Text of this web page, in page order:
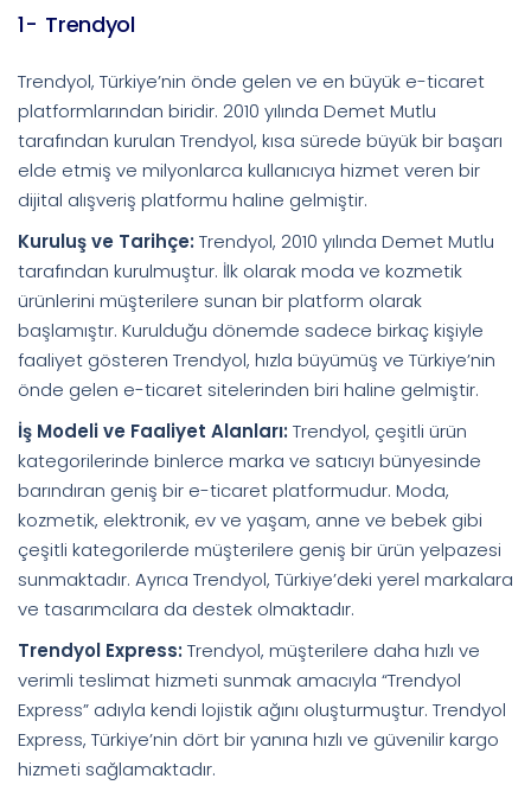
1- Trendyol
Trendyol, Türkiye’nin önde gelen ve en büyük e-ticaret
platformlarından biridir. 2010 yılında Demet Mutlu
tarafından kurulan Trendyol, kısa sürede büyük bir başarı
elde etmiş ve milyonlarca kullanıcıya hizmet veren bir
dijital alışveriş platformu haline gelmiştir.
Kuruluş ve Tarihçe: Trendyol, 2010 yılında Demet Mutlu
tarafından kurulmuştur. İlk olarak moda ve kozmetik
ürünlerini müşterilere sunan bir platform olarak
başlamıştır. Kurulduğu dönemde sadece birkaç kişiyle
faaliyet gösteren Trendyol, hızla büyümüş ve Türkiye’nin
önde gelen e-ticaret sitelerinden biri haline gelmiştir.
İş Modeli ve Faaliyet Alanları: Trendyol, çeşitli ürün
kategorilerinde binlerce marka ve satıcıyı bünyesinde
barındıran geniş bir e-ticaret platformudur. Moda,
kozmetik, elektronik, ev ve yaşam, anne ve bebek gibi
çeşitli kategorilerde müşterilere geniş bir ürün yelpazesi
sunmaktadır. Ayrıca Trendyol, Türkiye’deki yerel markalara
ve tasarımcılara da destek olmaktadır.
Trendyol Express: Trendyol, müşterilere daha hızlı ve
verimli teslimat hizmeti sunmak amacıyla “Trendyol
Express” adıyla kendi lojistik ağını oluşturmuştur. Trendyol
Express, Türkiye’nin dört bir yanına hızlı ve güvenilir kargo
hizmeti sağlamaktadır.